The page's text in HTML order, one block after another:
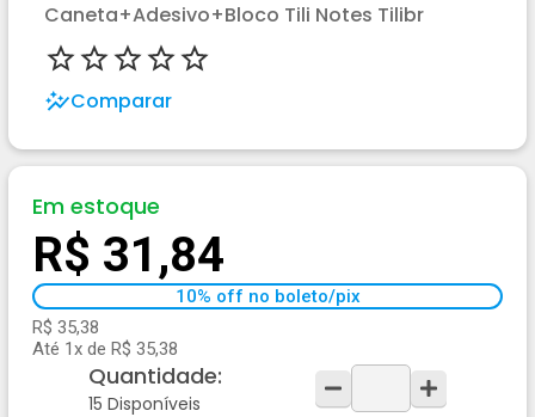
Caneta+adesivo+bloco Tili Notes Tilibr
Comparar
Em estoque
R$ 31,84
10% off no boleto/pix
R$ 35,38
Até 1x de R$ 35,38
Quantidade:
15 Disponíveis